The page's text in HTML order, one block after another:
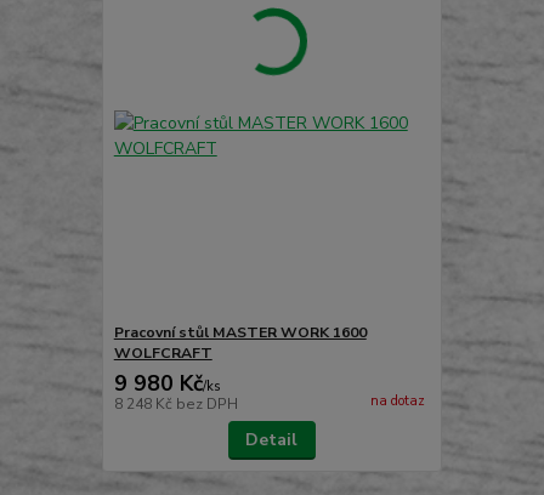
Pracovní stůl MASTER WORK 1600
WOLFCRAFT
9 980 Kč/ks
8 248 Kč bez DPH na dotaz
Detail